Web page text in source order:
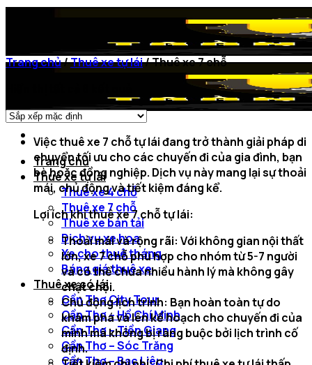
dung
Trang chủ
Thuê xe tự lái
Thuê xe 4 chỗ
Thuê xe 7 chỗ
Thuê xe bán tải
Dịch vụ xe hoa
Xe cho thuê tháng
Báng giá thuê xe
Thuê xe có lái
Cần Thơ City Tour
Cần Thơ – Hồ Chí Minh
Cần Thơ – Tiền Giang
Cần Thơ – Sóc Trăng
Cần Thơ – Bạc Liêu
Trang chủ/Thuê xe tự lái/Thuê xe 7 chỗ
Việcthuê xe 7 chỗ tự láiđang trở thành giải pháp di
chuyển tối ưu cho các chuyến đi của gia đình, bạn
bè hoặc đồng nghiệp. Dịch vụ này mang lại sự thoải
mái, chủ động và tiết kiệm đáng kể.
Lợi ích khi thuê xe 7 chỗ tự lái:
Thoải mái và rộng rãi: Với không gian nội thất
lớn, xe 7 chỗ phù hợp cho nhóm từ 5-7 người
và có thể chứa nhiều hành lý mà không gây
chật chội.
Chủ động lịch trình: Bạn hoàn toàn tự do
khám phá và lên kế hoạch cho chuyến đi của
mình mà không bị ràng buộc bởi lịch trình cố
định.